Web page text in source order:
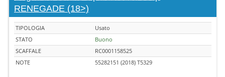
RENEGADE (18>)
TIPOLOGIA
Usato
STATO
Buono
SCAFFALE
RC0001158525
NOTE
55282151 (2018) T5329